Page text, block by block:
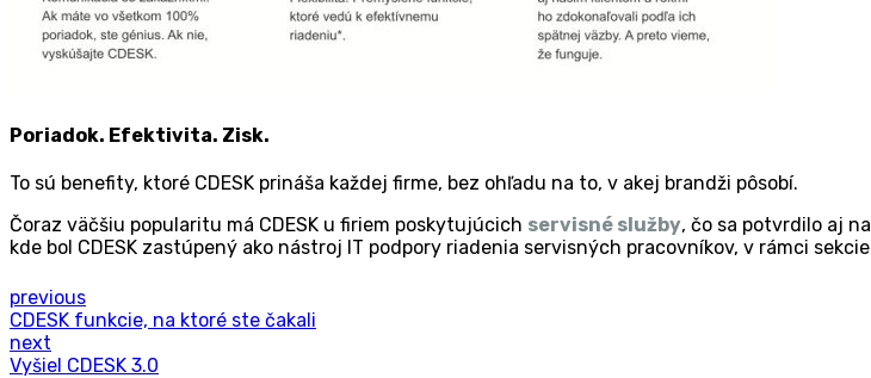
Poriadok. Efektivita. Zisk.
To sú benefity, ktoré CDESK prináša každej firme, bez ohľadu na to, v akej brandži pôsobí.
Čoraz väčšiu popularitu má CDESK u firiem poskytujúcich servisné služby, čo sa potvrdilo aj na
kde bol CDESK zastúpený ako nástroj IT podpory riadenia servisných pracovníkov, v rámci sekcie
previous
CDESK funkcie, na ktoré ste čakali
next
Vyšiel CDESK 3.0